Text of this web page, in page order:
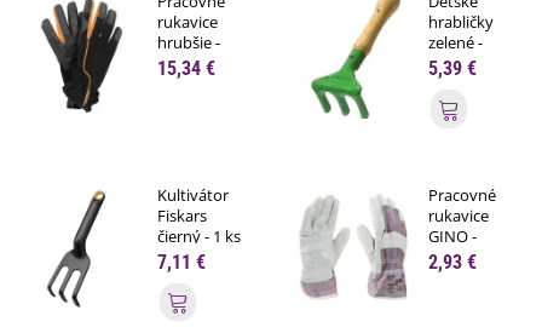
rukavice
hrubšie -
veľkosť...
15,34 €
hrabličky
zelené -
Stocker - 1 ks
5,39 €
Kultivátor
Fiskars
čierný - 1 ks
7,11 €
Pridať do košíka
Pracovné
rukavice
GINO -
veľkosť 10 -...
2,93 €